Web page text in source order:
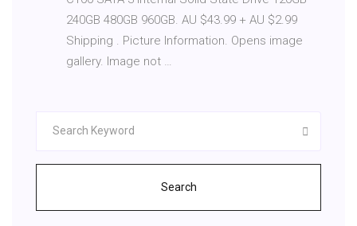
240GB 480GB 960GB. AU $43.99 + AU $2.99
Shipping . Picture Information. Opens image
gallery. Image not …
Search